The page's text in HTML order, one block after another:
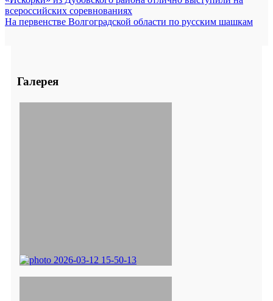
всероссийских соревнованиях
На первенстве Волгоградской области по русским шашкам
Галерея